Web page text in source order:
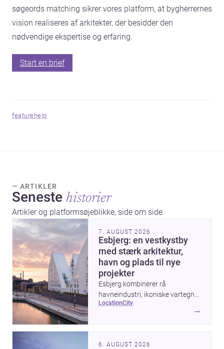
søgeords matching sikrer vores platform, at bygherrernes
vision realiseres af arkitekter, der besidder den
nødvendige ekspertise og erfaring.
Start en brief
featurehelp
— ARTIKLER
Seneste historier
Artikler og platformsøjeblikke, side om side.
7. AUGUST 2026
Esbjerg: en vestkystby
med stærk arkitektur,
havn og plads til nye
projekter
Esbjerg kombinerer rå
havneindustri, ikoniske vartegn
og moderne byudvikling — og
derfor er byen et interessant sted
of-southern-
location city
→
6. AUGUST 2026